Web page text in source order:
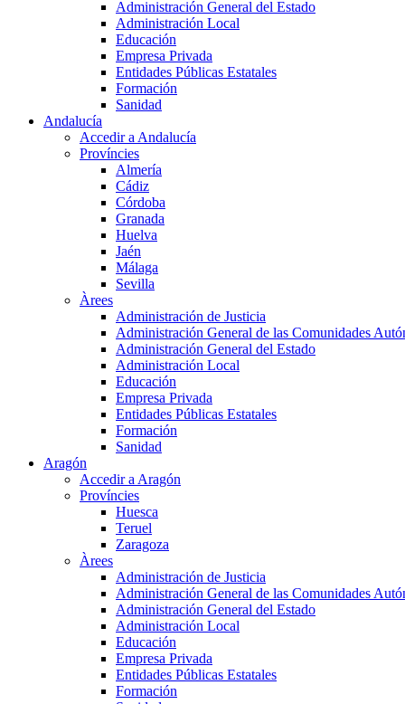
Administración General del Estado
Administración Local
Educación
Empresa Privada
Entidades Públicas Estatales
Formación
Sanidad
Andalucía
Accedir a Andalucía
Províncies
Almería
Cádiz
Córdoba
Granada
Huelva
Jaén
Málaga
Sevilla
Àrees
Administración de Justicia
Administración General de las Comunidades
Administración General del Estado
Administración Local
Educación
Empresa Privada
Entidades Públicas Estatales
Formación
Sanidad
Aragón
Accedir a Aragón
Províncies
Huesca
Teruel
Zaragoza
Àrees
Administración de Justicia
Administración General de las Comunidades
Administración General del Estado
Administración Local
Educación
Empresa Privada
Entidades Públicas Estatales
Formación